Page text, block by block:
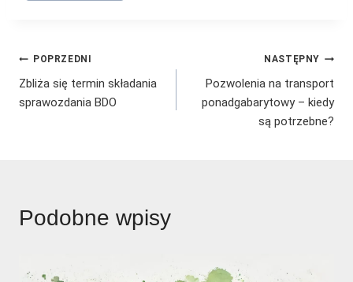
Nawigacja
wpisu
POPRZEDNI
Zbliża się termin składania
sprawozdania BDO
NASTĘPNY
Pozwolenia na transport
ponadgabarytowy – kiedy
są potrzebne?
Podobne wpisy